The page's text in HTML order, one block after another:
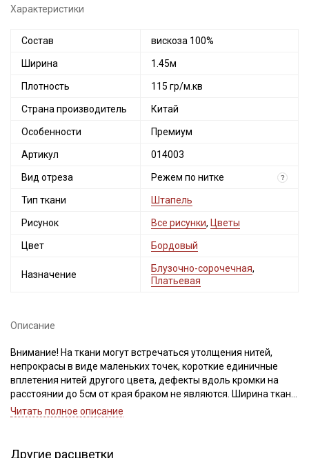
Характеристики
Состав вискоза 100%
Ширина 1.45м
Плотность 115 гр/м.кв
Страна производитель Китай
Особенности Премиум
Артикул 014003
Вид отреза Режем по нитке ?
Тип ткани Штапель
Рисунок Все рисунки, Цветы
Цвет Бордовый
Назначение
Блузочно-сорочечная,
Платьевая
Описание
Внимание! На ткани могут встречаться утолщения нитей,
непрокрасы в виде маленьких точек, короткие единичные
вплетения нитей другого цвета, дефекты вдоль кромки на
расстоянии до 5см от края браком не являются. Ширина ткани
±2см. Просим учитывать это при покупке.
и шелковистый, легко поддается драпировке. Идеально
Читать полное описание
Другие расцветки